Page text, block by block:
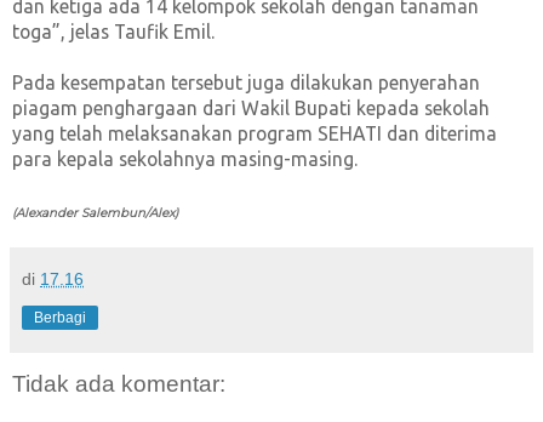
dan ketiga ada 14 kelompok sekolah dengan tanaman
toga”, jelas Taufik Emil.
Pada kesempatan tersebut juga dilakukan penyerahan
piagam penghargaan dari Wakil Bupati kepada sekolah
yang telah melaksanakan program SEHATI dan diterima
para kepala sekolahnya masing-masing.
(Alexander Salembun/Alex)
di 17.16
Berbagi
Tidak ada komentar: